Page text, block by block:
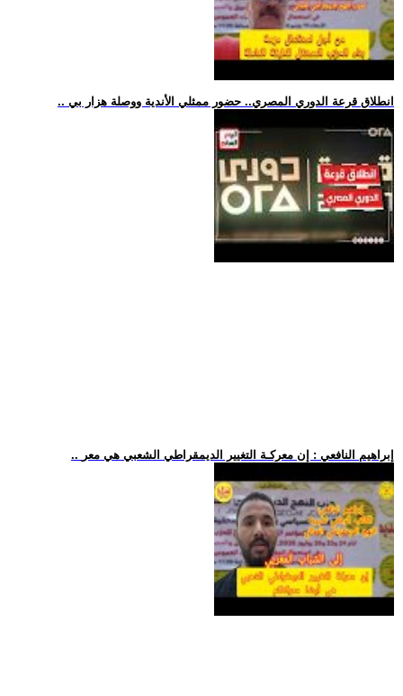
.. انطلاق قرعة الدوري المصري.. حضور ممثلي الأندية ووصلة هزار بي
.. إبراهيم النافعي : إن معركـة التغيير الديمقراطي الشعبي هي معر